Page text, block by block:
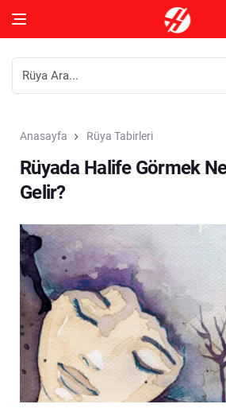
Anasayfa Rüya Tabirleri
Rüyada Halife Görmek
Gelir?